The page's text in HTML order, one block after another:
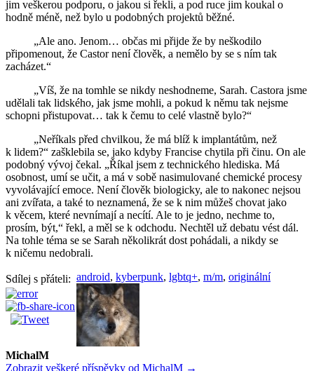
jim veškerou podporu, o jakou si řekli, a pod ruce jim koukal o
hodně méně, než bylo u podobných projektů běžné.
„Ale ano. Jenom… občas mi přijde že by neškodilo
připomenout, že Castor není člověk, a nemělo by se s ním tak
zacházet.“
„Víš, že na tomhle se nikdy neshodneme, Sarah. Castora jsme
udělali tak lidského, jak jsme mohli, a pokud k němu tak nejsme
schopni přistupovat… tak k čemu to celé vlastně bylo?“
„Neříkals před chvilkou, že má blíž k implantátům, než
k lidem?“ zašklebila se, jako kdyby Francise chytila při činu. On ale
podobný vývoj čekal. „Říkal jsem z technického hlediska. Má
osobnost, umí se učit, a má v sobě nasimulované chemické procesy
vyvolávající emoce. Není člověk biologicky, ale to nakonec nejsou
ani zvířata, a také to neznamená, že se k nim můžeš chovat jako
k věcem, které nevnímají a necítí. Ale to je jedno, nechme to,
prosím, být,“ řekl, a měl se k odchodu. Nechtěl už debatu vést dál.
Na tohle téma se se Sarah několikrát dost pohádali, a nikdy se
k ničemu nedobrali.
Sdílej s přáteli: android, kyberpunk, lgbtq+, m/m, originální
MichalM
Zobrazit veškeré příspěvky od MichalM →